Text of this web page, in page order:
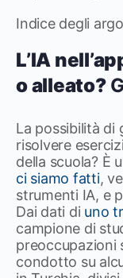
Indice degli
L’IA
o alleato?
La possibilità di
risolvere
della scuola? È
ci siamo fatti,
strumenti IA, e
Dai dati di uno
campione di
preoccupazioni
condotto su